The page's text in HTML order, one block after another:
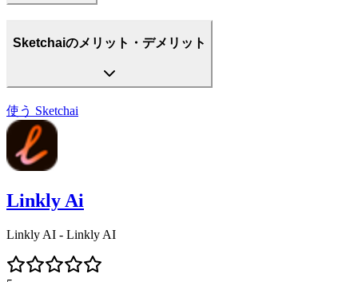
Sketchaiのメリット・デメリット
使う Sketchai
Linkly Ai
Linkly AI - Linkly AI